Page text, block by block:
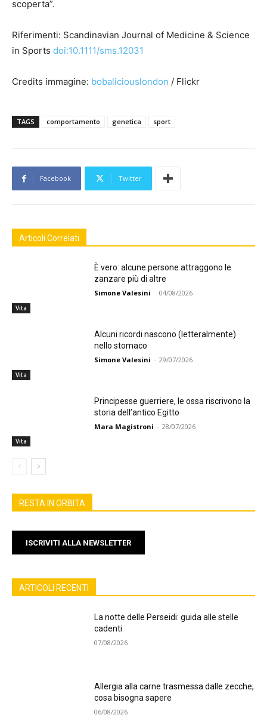
scoperta”.
Riferimenti: Scandinavian Journal of Medicine & Science
in Sports doi:10.1111/sms.12031
Credits immagine: bobaliciouslondon / Flickr
TAGS comportamento genetica sport
Facebook Twitter
Articoli Correlati
Vita
È vero: alcune persone attraggono le
zanzare più di altre
Simone Valesini - 04/08/2026
Vita
Alcuni ricordi nascono (letteralmente)
nello stomaco
Simone Valesini - 29/07/2026
Vita
Principesse guerriere, le ossa riscrivono la
storia dell’antico Egitto
Mara Magistroni - 28/07/2026
RESTA IN ORBITA
ISCRIVITI ALLA NEWSLETTER
ARTICOLI RECENTI
La notte delle Perseidi: guida alle stelle
cadenti
07/08/2026
Allergia alla carne trasmessa dalle zecche,
cosa bisogna sapere
06/08/2026